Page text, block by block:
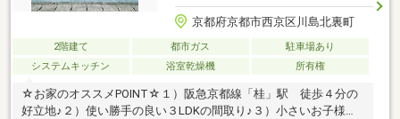
京都府京都市西京区川島北裏町
2階建て 都市ガス
駐車場あり
システムキッチン
浴室乾燥機 所有権
☆お家のオススメPOINT☆１）阪急京都線「桂」駅 徒歩４分の
好立地♪２）使い勝手の良い３LDKの間取り♪３）小さいお子様も